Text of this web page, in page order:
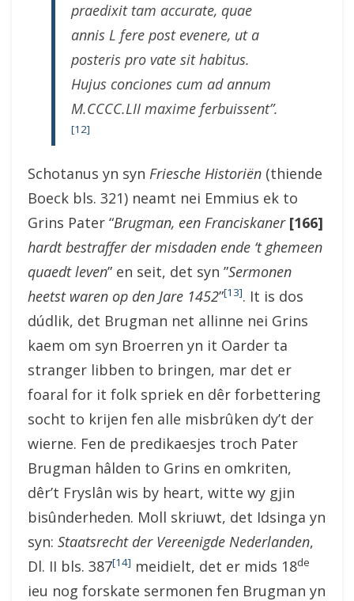
praedixit tam accurate, quae
annis L fere post evenere, ut a
posteris pro vate sit habitus.
Hujus conciones cum ad annum
M.CCCC.LII maxime ferbuissent”.
[12]
Schotanus yn syn Friesche Historiën (thiende
Boeck bls. 321) neamt nei Emmius ek to
Grins Pater “Brugman, een Franciskaner [166]
hardt bestraffer der misdaden ende ‘t ghemeen
quaedt leven” en seit, det syn ”Sermonen
heetst waren op den Jare 1452”[13]. It is dos
dúdlik, det Brugman net allinne nei Grins
kaem om syn Broerren yn it Oarder ta
stranger libben to bringen, mar det er
foaral for it folk spriek en dêr forbettering
socht to krijen fen alle misbrûken dy’t der
wierne. Fen de predikaesjes troch Pater
Brugman hâlden to Grins en omkriten,
dêr’t Fryslân wis by heart, witte wy gjin
bisûnderheden. Moll skriuwt, det Idsinga yn
syn: Staatsrecht der Vereenigde Nederlanden,
Dl. II bls. 387[14] meidielt, det er mids 18de
ieu nog forskate sermonen fen Brugman yn